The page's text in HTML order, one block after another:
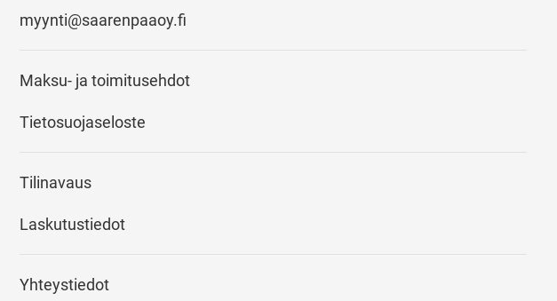
myynti@saarenpaaoy.fi
Maksu- ja toimitusehdot
Tietosuojaseloste
Tilinavaus
Laskutustiedot
Yhteystiedot